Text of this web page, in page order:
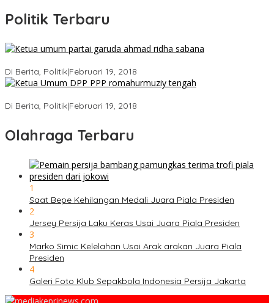
Politik Terbaru
Di Berita, Politik|Februari 19, 2018
Di Berita, Politik|Februari 19, 2018
Olahraga Terbaru
1
Saat Bepe Kehilangan Medali Juara Piala Presiden
2
Jersey Persija Laku Keras Usai Juara Piala Presiden
3
Marko Simic Kelelahan Usai Arak arakan Juara Piala
Presiden
4
Galeri Foto Klub Sepakbola Indonesia Persija Jakarta